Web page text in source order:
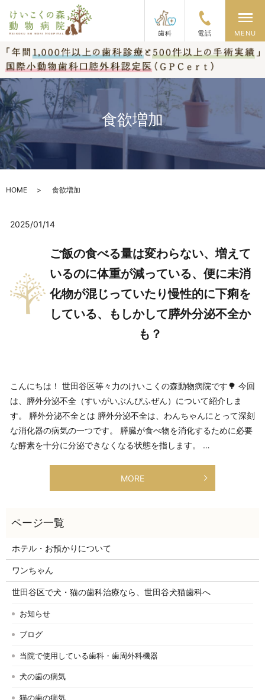
歯科 電話
メ
MENU
食欲増加
HOME 食欲増加
2025/01/14
ご飯の食べる量は変わらない、増えて
いるのに体重が減っている、便に未消
化物が混じっていたり慢性的に下痢を
している、もしかして膵外分泌不全か
も？
こんにちは！ 世田谷区等々力のけいこくの森動物病院です🌳 今回
は、膵外分泌不全（すいがいぶんぴふぜん）について紹介しま
す。 膵外分泌不全とは 膵外分泌不全は、わんちゃんにとって深刻
な消化器の病気の一つです。 膵臓が食べ物を消化するために必要
な酵素を十分に分泌できなくなる状態を指します。 …
MORE
ホテル・お預かりについて
ワンちゃん
世田谷区で犬・猫の歯科治療なら、世田谷犬猫歯科へ
お知らせ
ブログ
当院で使用している歯科・歯周外科機器
犬の歯の病気
猫の歯の病気